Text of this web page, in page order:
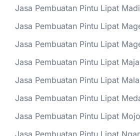
Jasa Pembuatan Pintu Lipat
Jasa Pembuatan Pintu Lipat
Jasa Pembuatan Pintu Lipat
Jasa Pembuatan Pintu Lipat
Jasa Pembuatan Pintu Lipat
Jasa Pembuatan Pintu Lipat
Jasa Pembuatan Pintu Lipat